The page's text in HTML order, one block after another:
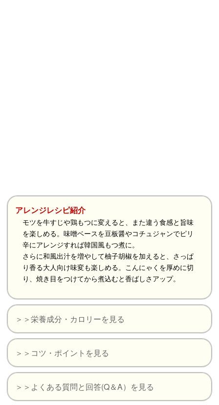
アレンジレシピ紹介
モツを牛すじや鶏もつに変えると、また違う食感と旨味
を楽しめる。味噌ベースを豆板醤やコチュジャンでピリ
辛にアレンジすれば韓国風もつ煮に。
さらに和風出汁を増やして柚子胡椒を加えると、さっぱ
り香る大人向け味変も楽しめる。こんにゃくを厚めに切
り、焼き目をつけてから煮込むと香ばしさアップ。
＞＞栄養成分・カロリーを見る
＞＞コツ・ポイントを見る
＞＞よくある質問と回答(Q＆A）を見る